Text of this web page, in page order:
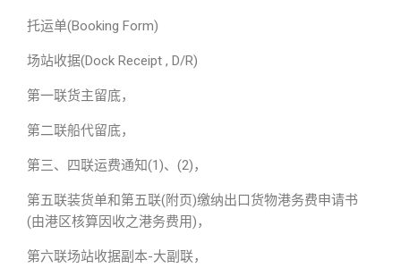
托运单(Booking Form)
场站收据(Dock Receipt , D/R)
第一联货主留底，
第二联船代留底，
第三、四联运费通知(1)、(2)，
第五联装货单和第五联(附页)缴纳出口货物港务费申请书
(由港区核算因收之港务费用)，
第六联场站收据副本-大副联，